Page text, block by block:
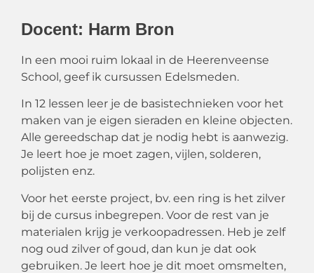
Docent: Harm Bron
In een mooi ruim lokaal in de Heerenveense
School, geef ik cursussen Edelsmeden.
In 12 lessen leer je de basistechnieken voor het
maken van je eigen sieraden en kleine objecten.
Alle gereedschap dat je nodig hebt is aanwezig.
Je leert hoe je moet zagen, vijlen, solderen,
polijsten enz.
Voor het eerste project, bv. een ring is het zilver
bij de cursus inbegrepen. Voor de rest van je
materialen krijg je verkoopadressen. Heb je zelf
nog oud zilver of goud, dan kun je dat ook
gebruiken. Je leert hoe je dit moet omsmelten,